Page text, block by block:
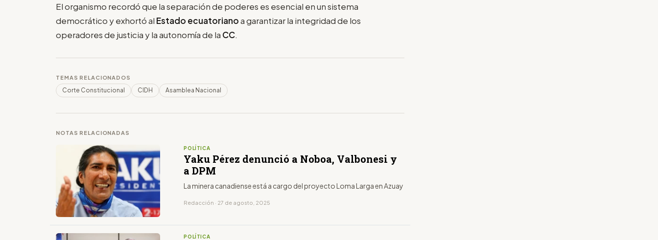
El organismo recordó que la separación de poderes es esencial en un sistema
democrático y exhortó al Estado ecuatorianoa garantizar la integridad de los
operadores de justicia y la autonomía de la CC.
TEMAS RELACIONADOS
Corte Constitucional CIDH Asamblea Nacional
NOTAS RELACIONADAS
POLÍTICA
Yaku Pérez denunció a Noboa, Valbonesi y
a DPM
La minera canadiense está a cargo del proyecto Loma Larga en Azuay
Redacción · 27 de agosto, 2025
POLÍTICA